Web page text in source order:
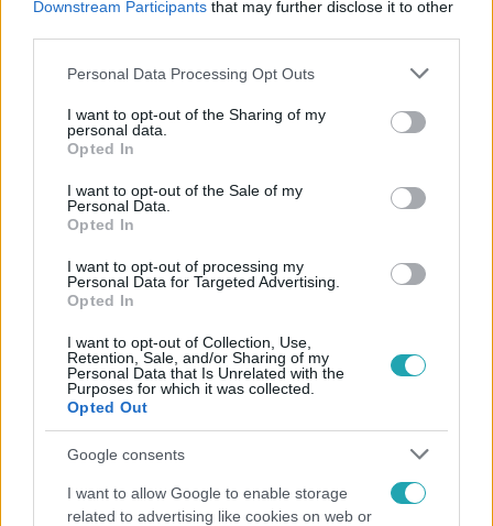
Downstream Participants that may further disclose it to other
Please note that this website/app uses one or more Google
not limited to your visit or usage behaviour. You may click to
grant or deny consent to Google and its third-party tags to
use your data for below specified purposes in below Google
consent section.
Personal Data Processing Opt Outs
I want to opt-out of the Sharing of my
personal data.
Opted In
I want to opt-out of the Sale of my
Personal Data.
Opted In
I want to opt-out of processing my
Personal Data for Targeted Advertising.
Opted In
I want to opt-out of Collection, Use,
Retention, Sale, and/or Sharing of my
Personal Data that Is Unrelated with the
Purposes for which it was collected.
Opted Out
Google consents
I want to allow Google to enable storage
related to advertising like cookies on web or
2021. szeptember 12. 16:08
Csónakbaleset a Tiszán: eltűnt egy ember
délután Tiszalöknél. Négy ember a vízbe esett, hárman ki
tudtak úszni a partra, egy 55 éves helyi férfit még ma is
kerestek a vízimentők. A motorcsónak vezetője azt
mondta, elvakította a nap, szinte a semmiből tűnt fel
előtte a horgászok facsónakja, hiába rántotta el a
kormányt, áthajtott rajta.